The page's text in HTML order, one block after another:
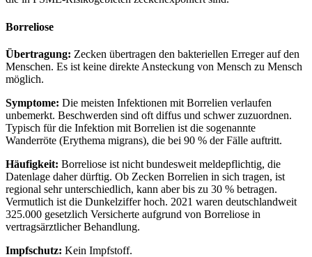
Borreliose
Übertragung: Zecken übertragen den bakteriellen Erreger auf den
Menschen. Es ist keine direkte Ansteckung von Mensch zu Mensch
möglich.
Symptome: Die meisten Infektionen mit Borrelien verlaufen
unbemerkt. Beschwerden sind oft diffus und schwer zuzuordnen.
Typisch für die Infektion mit Borrelien ist die sogenannte
Wanderröte (Erythema migrans), die bei 90 % der Fälle auftritt.
Häufigkeit: Borreliose ist nicht bundesweit meldepflichtig, die
Datenlage daher dürftig. Ob Zecken Borrelien in sich tragen, ist
regional sehr unterschiedlich, kann aber bis zu 30 % betragen.
Vermutlich ist die Dunkelziffer hoch. 2021 waren deutschlandweit
325.000 gesetzlich Versicherte aufgrund von Borreliose in
vertragsärztlicher Behandlung.
Impfschutz: Kein Impfstoff.